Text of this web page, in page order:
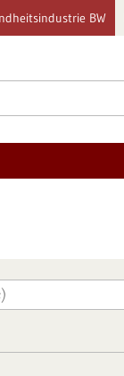
BW